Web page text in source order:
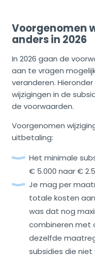
Voorgenomen
anders in 2026
In 2026 gaan de
aan te vragen
veranderen.
wijzigingen in de
de voorwaarden.
Voorgenomen
uitbetaling:
Het minimale
€ 5.000 naar €
Je mag per
totale kosten
was dat nog
combineren met
dezelfde
subsidies die niet